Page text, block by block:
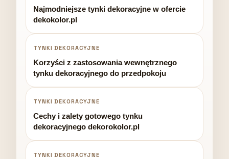
Najmodniejsze tynki dekoracyjne w ofercie
dekokolor.pl
TYNKI DEKORACYJNE
Korzyści z zastosowania wewnętrznego
tynku dekoracyjnego do przedpokoju
TYNKI DEKORACYJNE
Cechy i zalety gotowego tynku
dekoracyjnego dekorokolor.pl
TYNKI DEKORACYJNE